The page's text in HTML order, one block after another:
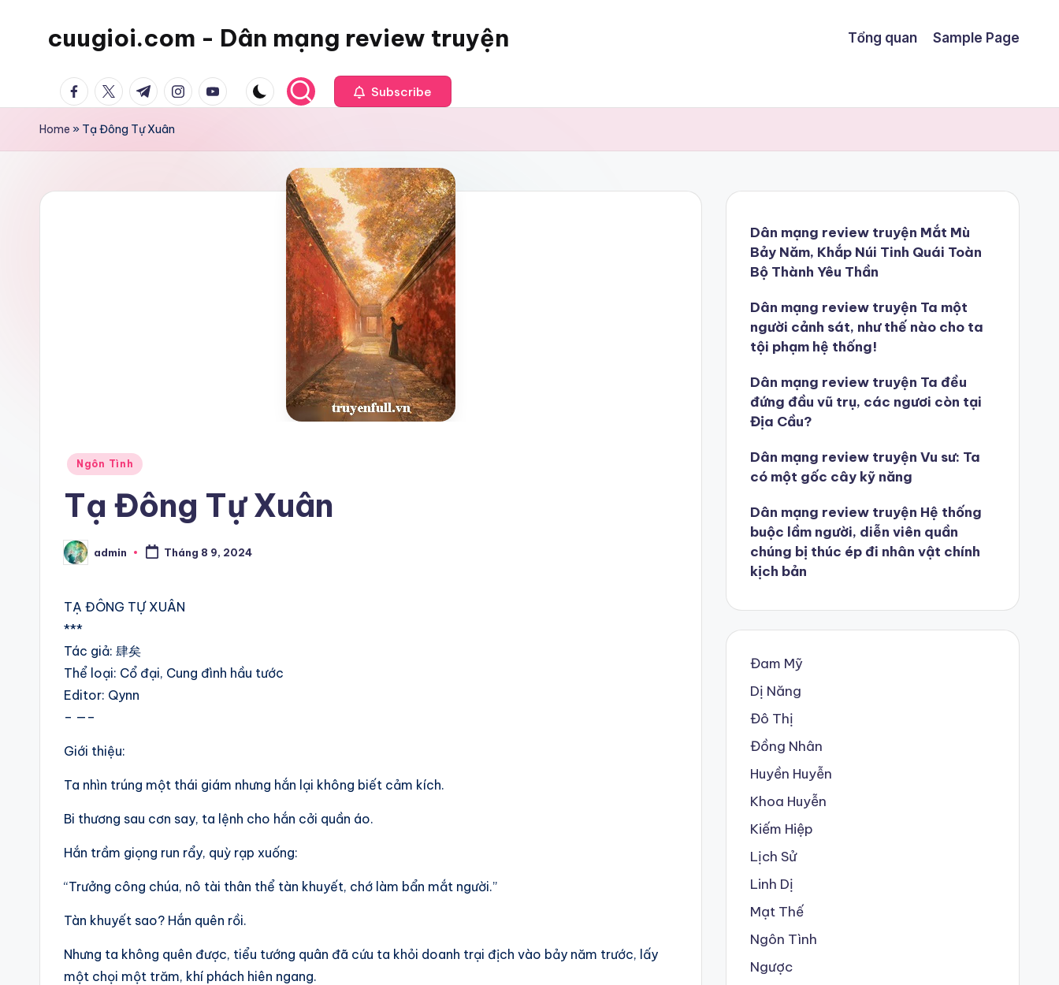
cuugioi.com - Dân mạng review truyện Tổng quan Sample Page
facebook.com
twitter.com
t.me instagram.com
youtube.com Subscribe
Home » Tạ Đông Tự Xuân
Posted
Ngôn Tình
Tạ Đông Tự Xuân
Posted
by
admin Tháng 8 9, 2024
TẠ ĐÔNG TỰ XUÂN
***
Tác giả: 肆矣
Thể loại: Cổ đại, Cung đình hầu tước
Editor: Qynn
– —–
Giới thiệu:
Ta nhìn trúng một thái giám nhưng hắn lại không biết cảm kích.
Bi thương sau cơn say, ta lệnh cho hắn cởi quần áo.
Hắn trầm giọng run rẩy, quỳ rạp xuống:
“Trưởng công chúa, nô tài thân thể tàn khuyết, chớ làm bẩn mắt người.”
Tàn khuyết sao? Hắn quên rồi.
Nhưng ta không quên được, tiểu tướng quân đã cứu ta khỏi doanh trại địch vào bảy năm trước, lấy
một chọi một trăm, khí phách hiên ngang.
Dân mạng review truyện Mắt Mù
Bảy Năm, Khắp Núi Tinh Quái Toàn
Bộ Thành Yêu Thần
Dân mạng review truyện Ta một
người cảnh sát, như thế nào cho ta
tội phạm hệ thống!
Dân mạng review truyện Ta đều
đứng đầu vũ trụ, các ngươi còn tại
Địa Cầu?
Dân mạng review truyện Vu sư: Ta
có một gốc cây kỹ năng
Dân mạng review truyện Hệ thống
buộc lầm người, diễn viên quần
chúng bị thúc ép đi nhân vật chính
kịch bản
Đam Mỹ
Dị Năng
Đô Thị
Đồng Nhân
Huyền Huyễn
Khoa Huyễn
Kiếm Hiệp
Lịch Sử
Linh Dị
Mạt Thế
Ngôn Tình
Ngược